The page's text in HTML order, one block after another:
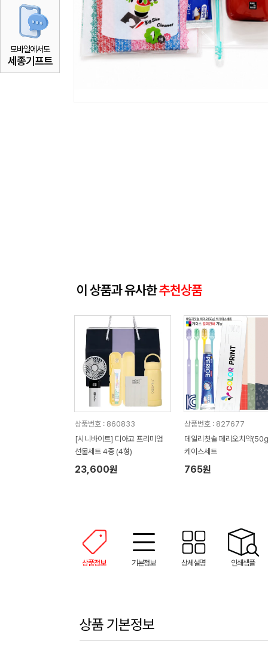
모바일에서도
세종기프트
이 상품과 유사한추천상품
상품번호 : 860833
[시니바이트] 디아고 프리미엄
선물세트 4종 (4형)
23,600원
상품번호 : 827677
데일리칫솔 페리오치약
케이스세트
765원
상품정보 기본정보 상세설명 인쇄샘플
상품 기본정보